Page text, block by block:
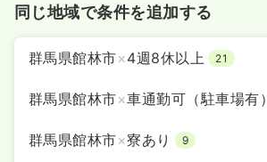
同じ地域で条件を追加する
群馬県館林市×4週8休以上 21
群馬県館林市×車通勤可（駐車場有）
群馬県館林市×寮あり 9